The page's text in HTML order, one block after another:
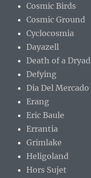
Cosmic Birds
Cosmic Ground
Cyclocosmia
Dayazell
Death of a Dryad
Defying
Dia Del Mercado
Erang
Eric Baule
Errantia
Grimlake
Heligoland
Hors Sujet